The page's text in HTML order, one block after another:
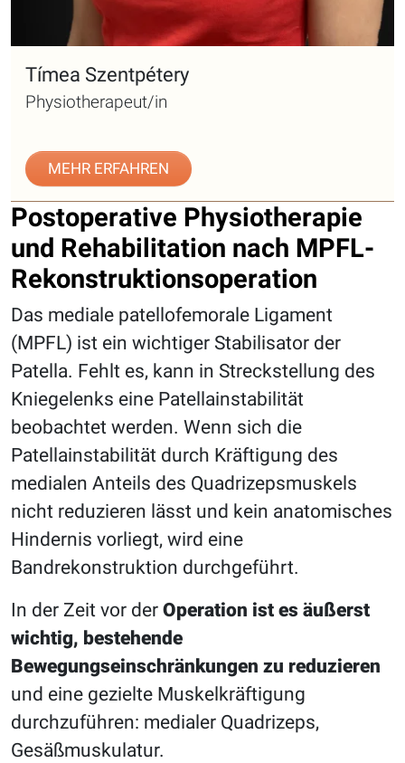
Tímea Szentpétery
Physiotherapeut/in
MEHR ERFAHREN
Postoperative Physiotherapie
und Rehabilitation nach MPFL-
Rekonstruktionsoperation
Das mediale patellofemorale Ligament
(MPFL) ist ein wichtiger Stabilisator der
Patella. Fehlt es, kann in Streckstellung des
Kniegelenks eine Patellainstabilität
beobachtet werden. Wenn sich die
Patellainstabilität durch Kräftigung des
medialen Anteils des Quadrizepsmuskels
nicht reduzieren lässt und kein anatomisches
Hindernis vorliegt, wird eine
Bandrekonstruktion durchgeführt.
In der Zeit vor der Operation ist es äußerst
wichtig, bestehende
Bewegungseinschränkungen zu reduzieren
und eine gezielte Muskelkräftigung
durchzuführen: medialer Quadrizeps,
Gesäßmuskulatur.